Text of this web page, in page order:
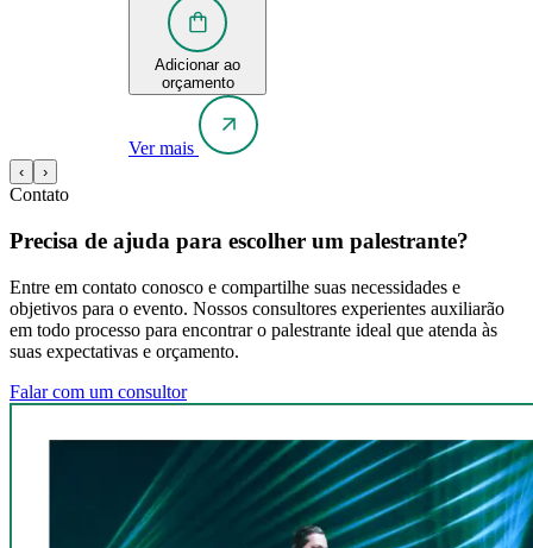
Adicionar ao
orçamento
Ver mais
‹ ›
Contato
Precisa de ajuda para escolher um palestrante?
Entre em contato conosco e compartilhe suas necessidades e
objetivos para o evento. Nossos consultores experientes auxiliarão
em todo processo para encontrar o palestrante ideal que atenda às
suas expectativas e orçamento.
Falar com um consultor